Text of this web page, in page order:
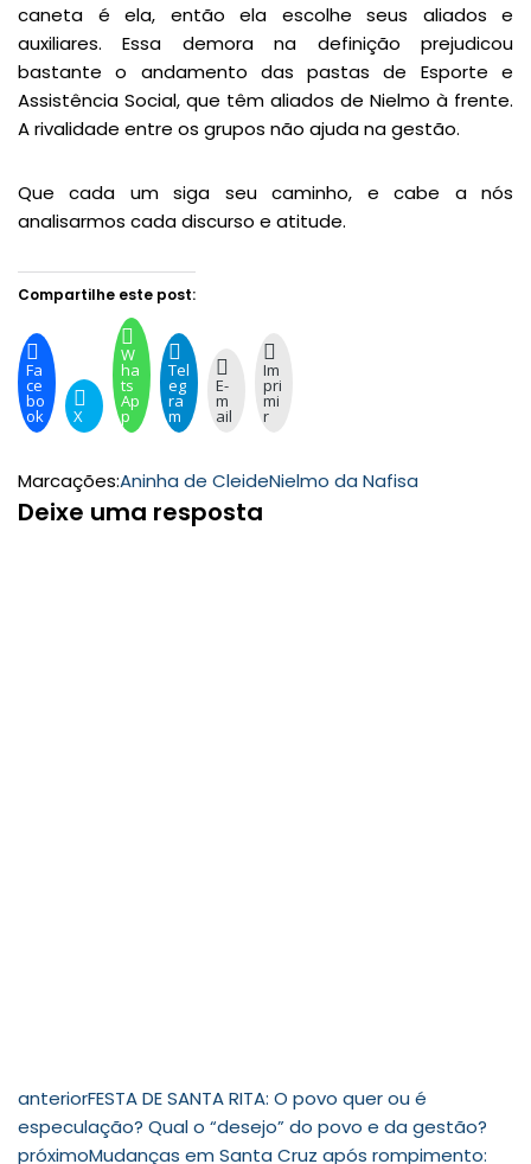
caneta é ela, então ela escolhe seus aliados e
auxiliares. Essa demora na definição prejudicou
bastante o andamento das pastas de Esporte e
Assistência Social, que têm aliados de Nielmo à frente.
A rivalidade entre os grupos não ajuda na gestão.
Que cada um siga seu caminho, e cabe a nós
analisarmos cada discurso e atitude.
Compartilhe este post:
Fa
ce
bo
ok X
W
ha
ts
Ap
p
Tel
eg
ra
m
E-
m
ail
Im
pri
mi
r
Marcações:Aninha de CleideNielmo da Nafisa
Deixe uma resposta
anteriorFESTA DE SANTA RITA: O povo quer ou é
especulação? Qual o “desejo” do povo e da gestão?
próximoMudanças em Santa Cruz após rompimento: